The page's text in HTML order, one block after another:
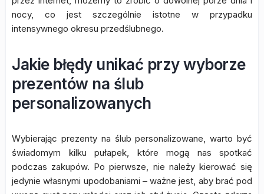
nocy, co jest szczególnie istotne w przypadku
intensywnego okresu przedślubnego.
Jakie błędy unikać przy wyborze
prezentów na ślub
personalizowanych
Wybierając prezenty na ślub personalizowane, warto być
świadomym kilku pułapek, które mogą nas spotkać
podczas zakupów. Po pierwsze, nie należy kierować się
jedynie własnymi upodobaniami – ważne jest, aby brać pod